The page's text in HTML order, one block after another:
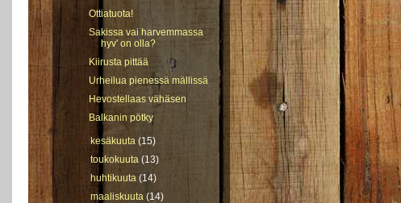
Ottiatuota!
Sakissa vai harvemmassa
hyv' on olla?
Kiirusta pittää
Urheilua pienessä mällissä
Hevostellaas vähäsen
Balkanin pötky
► kesäkuuta(15)
►toukokuuta(13)
►
huhtikuuta(14)
►maaliskuuta(14)